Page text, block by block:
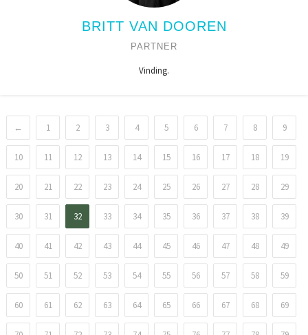
BRITT VAN DOOREN
PARTNER
Vinding.
← 1 2 3 4 5 6 7 8 9
10 11 12 13 14 15 16 17 18 19
20 21 22 23 24 25 26 27 28 29
30 31 32 33 34 35 36 37 38 39
40 41 42 43 44 45 46 47 48 49
50 51 52 53 54 55 56 57 58 59
60 61 62 63 64 65 66 67 68 69